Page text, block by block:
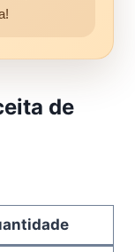
de